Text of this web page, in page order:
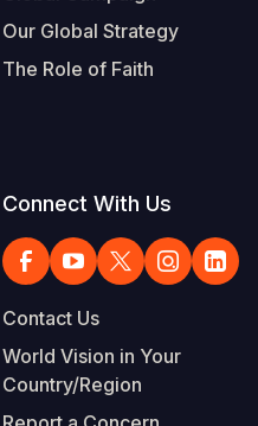
Our Global Strategy
The Role of Faith
Connect With Us
Contact Us
World Vision in Your
Country/Region